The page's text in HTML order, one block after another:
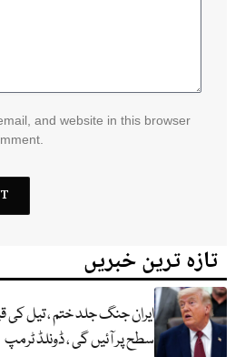
and website in this browser
تازہ ترین خبریں
ایران جنگ جلد ختم ، تیل
سطح پر آئیں گی ، ڈونلڈ ٹرمپ